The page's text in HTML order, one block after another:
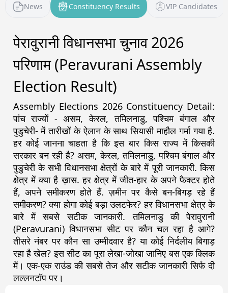
News Constituency Results VIP Candidates
पेरावुरानी विधानसभा चुनाव 2026
परिणाम (Peravurani Assembly
Election Result)
Assembly Elections 2026 Constituency Detail:
पांच राज्यों - असम, केरल, तमिलनाडु, पश्चिम बंगाल और
पुडुचेरी- में तारीखों के ऐलान के साथ सियासी माहौल गर्मा गया है.
हर कोई जानना चाहता है कि इस बार किस राज्य में किसकी
सरकार बन रही है? असम, केरल, तमिलनाडु, पश्चिम बंगाल और
पुडुचेरी के सभी विधानसभा क्षेत्रों के बारे में पूरी जानकारी. किस
क्षेत्र में क्या है ख़ास. हर क्षेत्र में जीत-हार के अपने फैक्टर होते
हैं, अपने समीकरण होते हैं. ज़मीन पर कैसे बन-बिगड़ रहे हैं
समीकरण? क्या होगा कोई बड़ा उलटफेर? हर विधानसभा क्षेत्र के
बारे में सबसे सटीक जानकारी. तमिलनाडु की पेरावुरानी
(Peravurani) विधानसभा सीट पर कौन चल रहा है आगे?
तीसरे नंबर पर कौन सा उम्मीदवार है? या कोई निर्दलीय बिगाड़
रहा है खेल? इस सीट का पूरा लेखा-जोखा जानिए बस एक क्लिक
में। एक-एक राउंड की सबसे तेज और सटीक जानकारी सिर्फ दी
लल्लनटॉप पर।